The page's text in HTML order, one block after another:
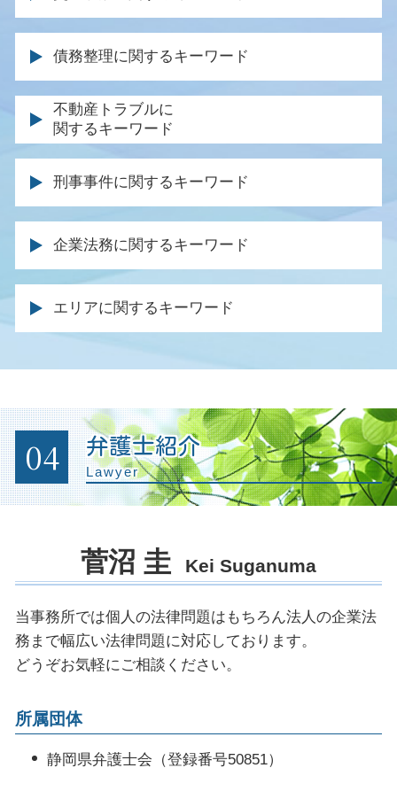
遺産分割 まとまらない
相続人 弁護士
相続財産 調査
遺言 弁護士 費用
遺言 相談
家庭裁判所 相続 調停
借金 遺産 相続
遺言書 遺産分割協議書
遺言 遺留分
死亡 退職金
遺留分 裁判
遺留分 請求
遺留分 権利者
離婚調停 申し立て
離婚裁判 期間
養育費 調停
離婚 法律事務所
離婚協議書 内容
離婚 調停 親権
離婚裁判 不成立
離婚協議書 書き方
親権 監護権 違い
離婚調停 応じない
公正証書 親権
離婚調停 慰謝料
調停 弁護士
円満 調停
交通事故 加害者 弁護士 対応
人身事故 物損事故 違い
死亡 逸失利益
逸失利益 とは
後遺障害 逸失利益
後遺障害 保険金
後遺障害 等級 認定
休業損害 いつもらえる
交通事故 逸失利益
示談交渉 保険会社
交通事故 通院費用
症状固定 労災
事故 保険会社 交渉
後遺症 診断書
後遺症 認定基準
逸失利益 計算
債務整理に関するキーワード
任意整理 法律事務所
自己破産 損害賠償
債務 種類
債務 弁済 調停
特定調停 弁護士
官報に載る デメリット
特定調停 手続
民事再生 メリット
任意整理 信用情報
自己破産 資格 制限 職業
時効 債務
破産 個人再生
自己破産 就職
弁護士 ブラックリスト
個人再生 官報
不動産トラブルに
関するキーワード
不動産売買 仲介トラブル
土地 トラブル 相談
土地 購入 トラブル
不動産 売却 弁護士
家賃滞納 回収
土地 契約トラブル
賃料 増額調停
不法占拠 立ち退き
賃貸住宅 トラブル
不動産 契約トラブル 弁護士
家賃 滞納延滞金
建物 明け渡し 訴訟
明け渡し 請求
土地 境界 トラブル
不動産会社 トラブル 相談
刑事事件に関するキーワード
被害届 取り下げ 釈放
起訴 執行猶予
条例違反 犯罪
被害届 取り下げ 示談
刑事事件 裁判
示談 被害届
示談 前科
有罪 回避
示談 刑事事件
不起訴 弁護士
刑事事件 不起訴
刑事事件 起訴
控訴 執行 猶予
刑事事件 被害者
企業法務に関するキーワード
クレーム 対応 弁護士
企業間訴訟 弁護士
会社の顧問弁護士
企業 法務部
残業代請求 会社側
債権回収 訴訟
リーガル チェック 法務部
契約書 リーガルチェックとは
契約書 内容確認
労働問題 解決
企業法務 法律事務所
法律顧問 契約書
法務部 弁護士
顧問弁護士 メリット
法務 企業
エリアに関するキーワード
04 弁護士紹介
Lawyer
菅沼 圭 Kei Suganuma
当事務所では個人の法律問題はもちろん法人の企業法
務まで幅広い法律問題に対応しております。
どうぞお気軽にご相談ください。
所属団体
静岡県弁護士会（登録番号50851）